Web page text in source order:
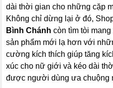
dài thời gian cho những cặp
Không chỉ dừng lại ở đó,
Bình Chánh còn tìm tòi
sản phẩm mới lạ hơn với
cường kích thích giúp tăng
xúc cho nữ giới và kéo dài
được người dùng ưa chuộng